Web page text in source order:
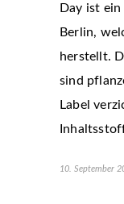
Day ist ein
Berlin,
herstellt.
sind
Label
10. September